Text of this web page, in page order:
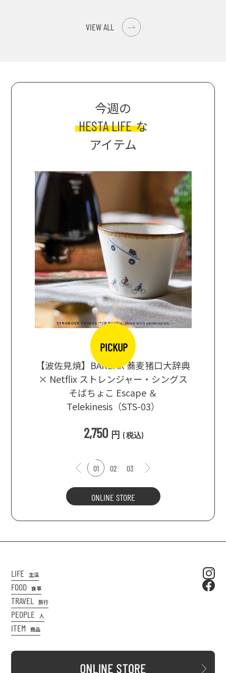
VIEW ALL
今週の
HESTA LIFE な
アイテム
PICKUP
【波佐見焼】BARBAR 蕎麦猪口大辞典
× Netflix ストレンジャー・シングス
そばちょこ Escape ＆
Telekinesis（STS-03）
2,750 円 (税込)
01 02 03
ONLINE STORE
LIFE 生活
FOOD 食事
TRAVEL 旅行
PEOPLE 人
ITEM 商品